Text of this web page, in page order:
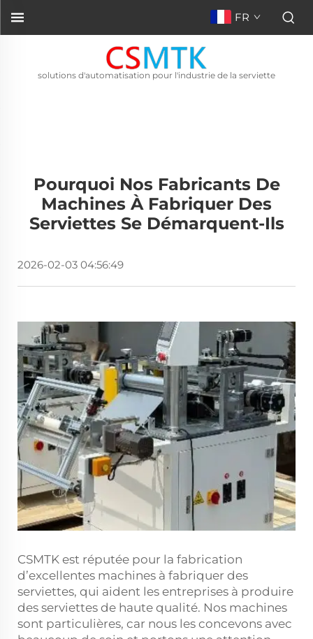
FR
solutions d'automatisation pour l'industrie de la serviette
Pourquoi Nos Fabricants De
Machines À Fabriquer Des
Serviettes Se Démarquent-Ils
2026-02-03 04:56:49
CSMTK est réputée pour la fabrication
d’excellentes machines à fabriquer des
serviettes, qui aident les entreprises à produire
des serviettes de haute qualité. Nos machines
sont particulières, car nous les concevons avec